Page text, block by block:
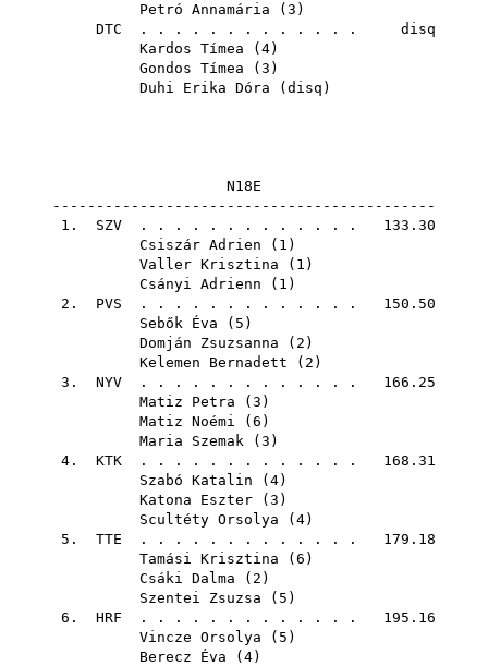
Petró Annamária ( 3 )
DTC . . . . . . . . . . . . . disq
Kardos Tímea ( 4)
Gondos Tímea ( 3 )
Duhi Erika Dóra ( disq )
N18E
--------------------------------------------
1. SZV . . . . . . . . . . . . . 133.30
Csiszár Adrien ( 1 )
Valler Krisztina ( 1 )
Csányi Adrienn ( 1 )
2. PVS . . . . . . . . . . . . . 150.50
Sebők Éva ( 5 )
Domján Zsuzsanna ( 2 )
Kelemen Bernadett ( 2 )
3. NYV . . . . . . . . . . . . . 166.25
Matiz Petra ( 3 )
Matiz Noémi ( 6 )
Maria Szemak ( 3 )
4. KTK . . . . . . . . . . . . . 168.31
Szabó Katalin ( 4)
Katona Eszter ( 3 )
Scultéty Orsolya ( 4)
5. TTE . . . . . . . . . . . . . 179.18
Tamási Krisztina ( 6 )
Csáki Dalma ( 2 )
Szentei Zsuzsa ( 5 )
6. HRF . . . . . . . . . . . . . 195.16
Vincze Orsolya ( 5 )
Berecz Éva ( 4)